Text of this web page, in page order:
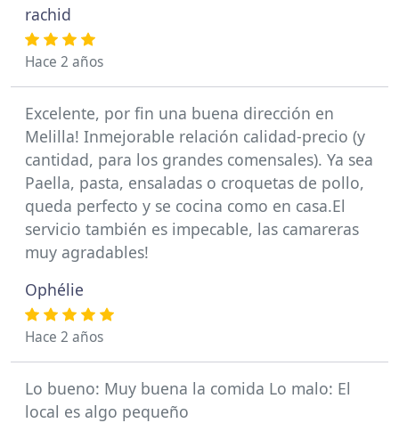
rachid
Hace 2 años
Excelente, por fin una buena dirección en
Melilla! Inmejorable relación calidad-precio (y
cantidad, para los grandes comensales). Ya sea
Paella, pasta, ensaladas o croquetas de pollo,
queda perfecto y se cocina como en casa.El
servicio también es impecable, las camareras
muy agradables!
Ophélie
Hace 2 años
Lo bueno: Muy buena la comida Lo malo: El
local es algo pequeño